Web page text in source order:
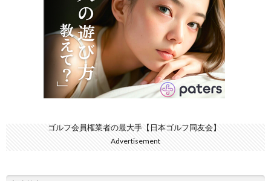
ゴルフ会員権業者の最大手【日本ゴルフ同友会】
Advertisement